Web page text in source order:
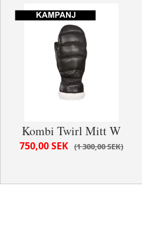
Kombi Twirl Mitt W
1 300,00 SEK
750,00 SEK